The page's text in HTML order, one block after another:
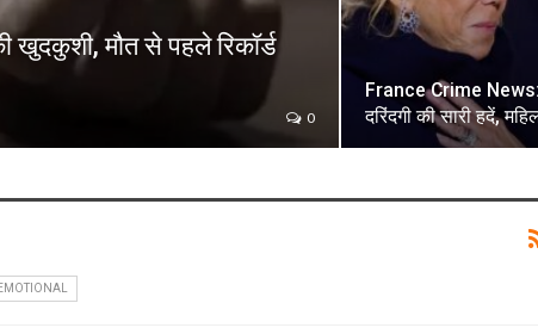
खुदकुशी, मौत से पहले रिकॉर्ड
0
France Crime News:
दरिंदगी की सारी हदें,
EMOTIONAL